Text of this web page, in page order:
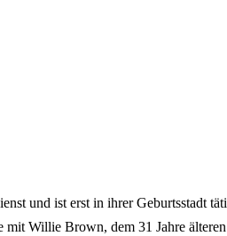
und ist erst in ihrer Geburtsstadt
Willie Brown, dem 31 Jahre